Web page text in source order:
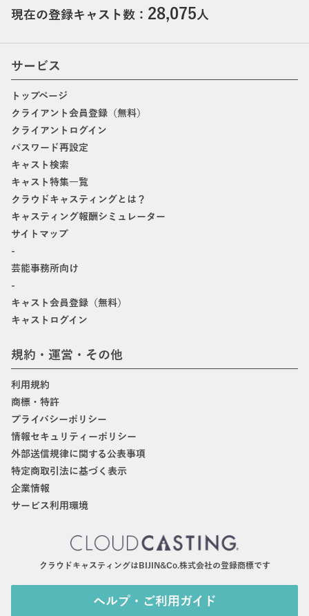
現在の登録キャスト数： 28,075人
サービス
トップページ
クライアント会員登録（無料）
クライアントログイン
パスワード再設定
キャスト検索
キャスト特集一覧
クラウドキャスティングとは？
キャスティング報酬シミュレーター
サイトマップ
-
芸能事務所向け
-
キャスト会員登録（無料）
キャストログイン
規約・運営・その他
利用規約
商標・特許
プライバシーポリシー
情報セキュリティーポリシー
外部送信規律に関する公表事項
特定商取引法に基づく表示
企業情報
サービス利用環境
クラウドキャスティングはBIJIN&Co.株式会社の登録商標です
ヘルプ・ご利用ガイド